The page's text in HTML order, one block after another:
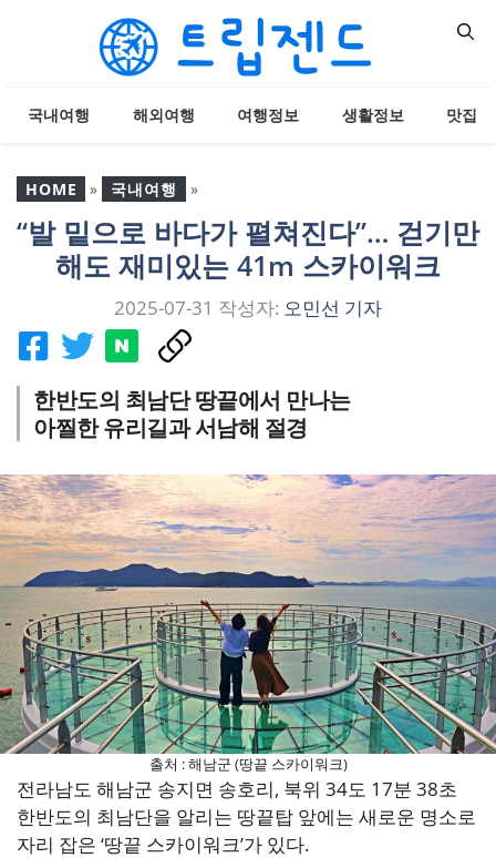
뛰
기
국내여행 해외여행 여행정보 생활정보 맛집
HOME » 국내여행 »
“발 밑으로 바다가 펼쳐진
다”… 걷기만 해도 재미있
는 41m 스카이워크
“발 밑으로 바다가 펼쳐진다”… 걷기만
해도 재미있는 41m 스카이워크
2025-07-31 작성자: 오민선 기자
한반도의 최남단 땅끝에서 만나는
아찔한 유리길과 서남해 절경
출처 : 해남군 (땅끝 스카이워크)
전라남도 해남군 송지면 송호리, 북위 34도 17분 38초
한반도의 최남단을 알리는 땅끝탑 앞에는 새로운 명소로
자리 잡은 ‘땅끝 스카이워크’가 있다.